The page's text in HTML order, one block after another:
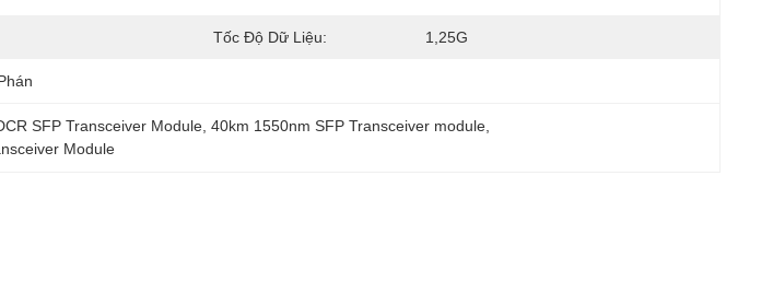
Tốc Độ Dữ Liệu: 1,25G
SFP Transceiver Module , 40km 1550nm SFP Transceiver module
Module